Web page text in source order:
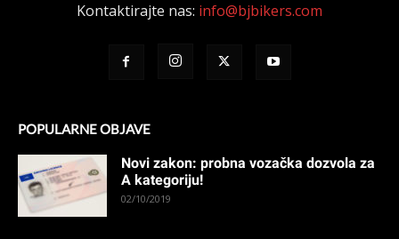
Kontaktirajte nas: info@bjbikers.com
POPULARNE OBJAVE
Novi zakon: probna vozačka dozvola za
A kategoriju!
02/10/2019